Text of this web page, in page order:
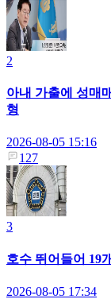
2
아내 가출에 성매
형
2026-08-05 15:16
127
3
호수 뛰어들어 19
2026-08-05 17:34